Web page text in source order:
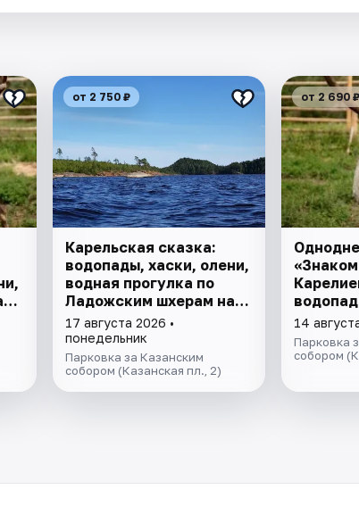
от 2 750 ₽
Карельская сказка:
водопады, хаски, олени,
водная прогулка по
Ладожским шхерам на
катере, знакомство с
лютеранской кирхой.
17 августа 2026 •
понедельник
Парковка за Казанским
собором (Казанская пл., 2)
от 2 690 ₽
14
Парковка
собором